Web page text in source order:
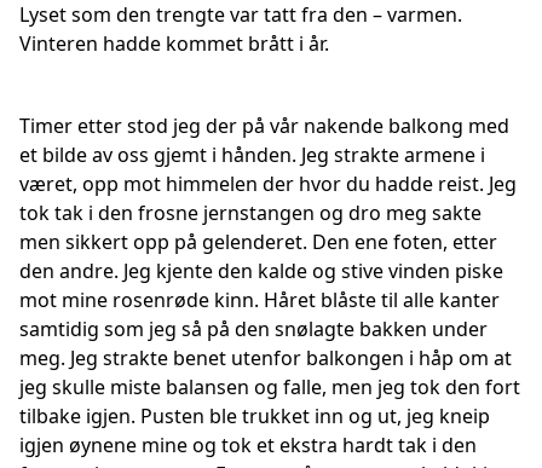
Lyset som den trengte var tatt fra den – varmen.
Vinteren hadde kommet brått i år.
Timer etter stod jeg der på vår nakende balkong med
et bilde av oss gjemt i hånden. Jeg strakte armene i
været, opp mot himmelen der hvor du hadde reist. Jeg
tok tak i den frosne jernstangen og dro meg sakte
men sikkert opp på gelenderet. Den ene foten, etter
den andre. Jeg kjente den kalde og stive vinden piske
mot mine rosenrøde kinn. Håret blåste til alle kanter
samtidig som jeg så på den snølagte bakken under
meg. Jeg strakte benet utenfor balkongen i håp om at
jeg skulle miste balansen og falle, men jeg tok den fort
tilbake igjen. Pusten ble trukket inn og ut, jeg kneip
igjen øynene mine og tok et ekstra hardt tak i den